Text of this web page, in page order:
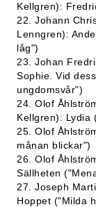
Kellgren):
22. Johann
Lenngren):
låg")
23. Johan
Sophie. Vid
ungdomsvår")
24. Olof
Kellgren): Lydia
25. Olof
månan blickar")
26. Olof
Sällheten
27. Joseph
Hoppet ("Milda